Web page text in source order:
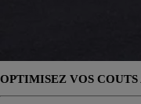
OPTIMISEZ VOS